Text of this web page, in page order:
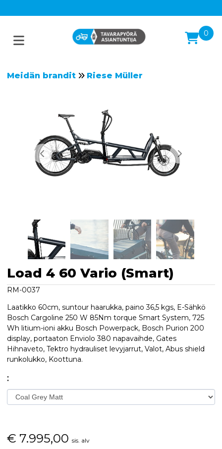
0
Meidän brandit Riese Müller
Load 4 60 Vario (Smart)
RM-0037
Laatikko 60cm, suntour haarukka, paino 36,5 kgs, E-Sähkö
Bosch Cargoline 250 W 85Nm torque Smart System, 725
Wh litium-ioni akku Bosch Powerpack, Bosch Purion 200
display, portaaton Enviolo 380 napavaihde, Gates
Hihnaveto, Tektro hydrauliset levyjarrut, Valot, Abus shield
runkolukko, Koottuna.
:
€ 7.995,00 sis. alv